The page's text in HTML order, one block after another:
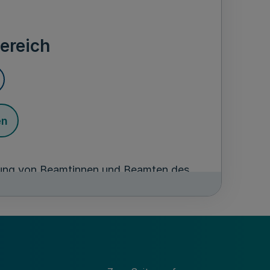
von Beamtinnen und Beamten des
2 der Laufbahnen besonderer